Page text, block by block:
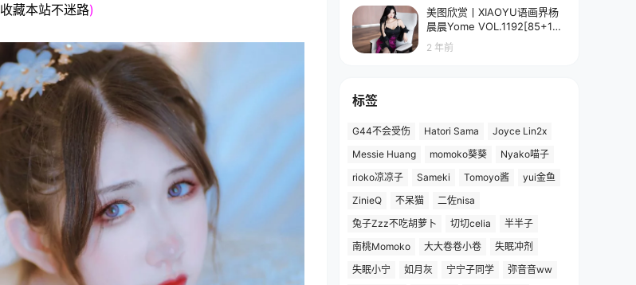
收藏本站不迷路)
美图欣赏丨XIAOYU语画界杨
晨晨Yome VOL.1192[85+1P
／673MB]
2 年前
标签
G44不会受伤 Hatori Sama
Joyce Lin2x
Messie Huang
momoko葵葵
Nyako喵子
rioko凉凉子
Sameki Tomoyo酱
yui金鱼
ZinieQ
不呆猫
二佐nisa
兔子Zzz不吃胡萝卜
切切celia
半半子
南桃Momoko
大大卷卷小卷
失眠冲剂
失眠小宁
如月灰 宁宁子同学
弥音音ww